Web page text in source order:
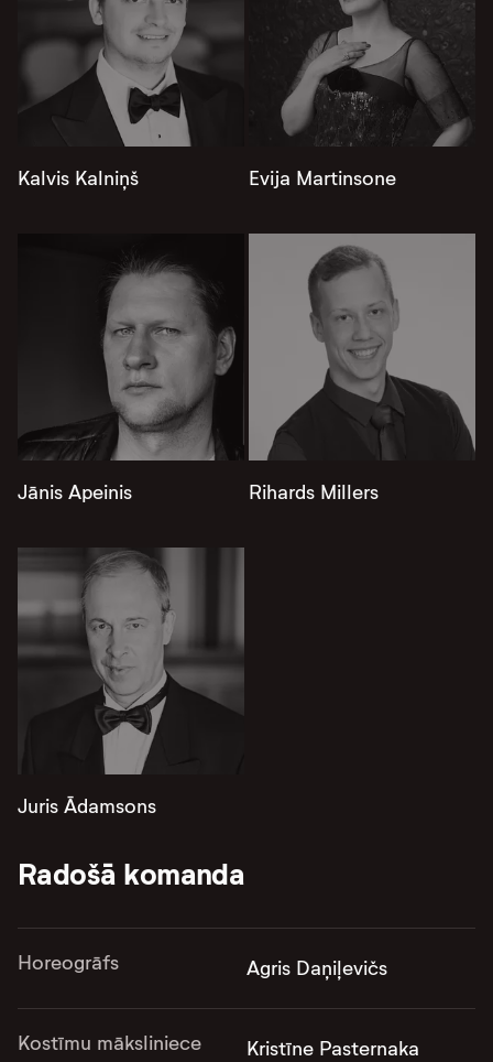
Kalvis Kalniņš Evija Martinsone
Jānis Apeinis Rihards Millers
Juris Ādamsons
Radošā komanda
Horeogrāfs Agris Daņiļevičs
Kostīmu māksliniece Kristīne Pasternaka